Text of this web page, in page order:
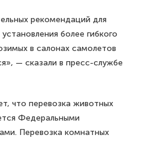
рекомендаций для
более гибкого
в салонах самолетов
— сказали в пресс-службе
что перевозка животных
Федеральными
Перевозка комнатных